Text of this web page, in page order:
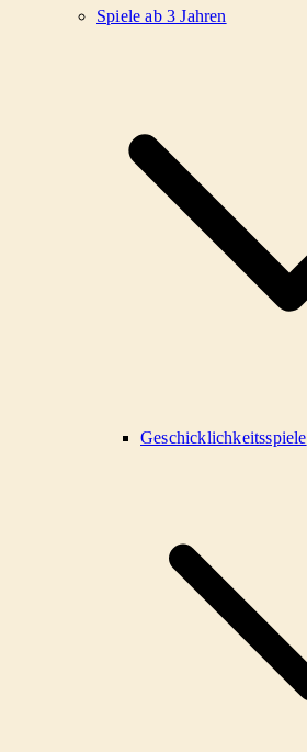
Spiele ab 3 Jahren
Geschicklichkeitsspiele